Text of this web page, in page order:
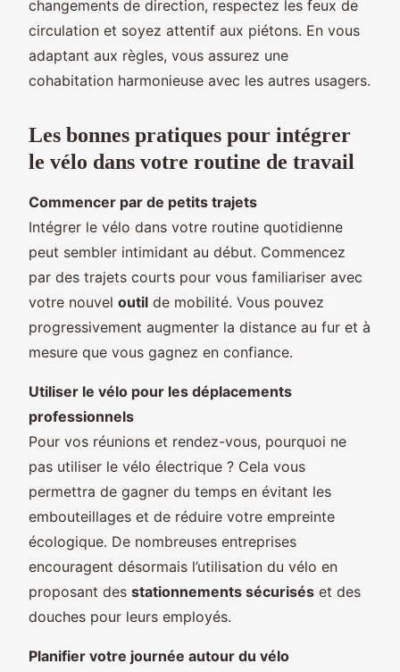
changements de direction, respectez les feux de
circulation et soyez attentif aux piétons. En vous
adaptant aux règles, vous assurez une
cohabitation harmonieuse avec les autres usagers.
Les bonnes pratiques pour intégrer
le vélo dans votre routine de travail
Commencer par de petits trajets
Intégrer le vélo dans votre routine quotidienne
peut sembler intimidant au début. Commencez
par des trajets courts pour vous familiariser avec
votre nouvel outil de mobilité. Vous pouvez
progressivement augmenter la distance au fur et à
mesure que vous gagnez en confiance.
Utiliser le vélo pour les déplacements
professionnels
Pour vos réunions et rendez-vous, pourquoi ne
pas utiliser le vélo électrique ? Cela vous
permettra de gagner du temps en évitant les
embouteillages et de réduire votre empreinte
écologique. De nombreuses entreprises
encouragent désormais l’utilisation du vélo en
proposant des stationnements sécurisés et des
douches pour leurs employés.
Planifier votre journée autour du vélo